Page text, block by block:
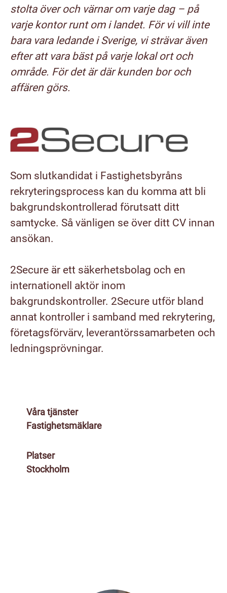
stolta över och värnar om varje dag – på
varje kontor runt om i landet. För vi vill inte
bara vara ledande i Sverige, vi strävar även
efter att vara bäst på varje lokal ort och
område. För det är där kunden bor och
affären görs.
Som slutkandidat i Fastighetsbyråns
rekryteringsprocess kan du komma att bli
bakgrundskontrollerad förutsatt ditt
samtycke. Så vänligen se över ditt CV innan
ansökan.
2Secure är ett säkerhetsbolag och en
internationell aktör inom
bakgrundskontroller. 2Secure utför bland
annat kontroller i samband med rekrytering,
företagsförvärv, leverantörssamarbeten och
ledningsprövningar.
Våra tjänster
Fastighetsmäklare
Platser
Stockholm